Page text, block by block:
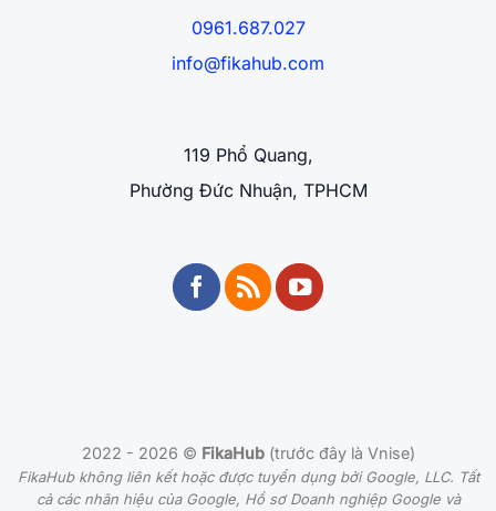
0961.687.027
info@fikahub.com
119 Phổ Quang,
Phường Đức Nhuận, TPHCM
2022 - 2026 © FikaHub(trước đây là Vnise)
FikaHub không liên kết hoặc được tuyển dụng bởi Google, LLC. Tất
cả các nhãn hiệu của Google, Hồ sơ Doanh nghiệp Google và